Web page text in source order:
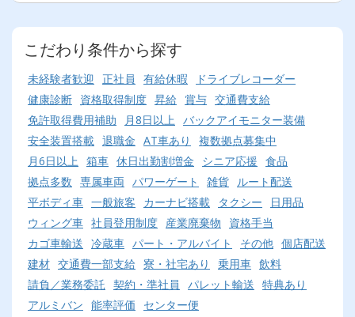
こだわり条件から探す
未経験者歓迎 正社員 有給休暇
ドライブレコーダー
健康診断 資格取得制度 昇給 賞与 交通費支給
免許取得費用補助
月8日以上 バックアイモニター装備
安全装置搭載 退職金 AT車あり
複数拠点募集中
月6日以上 箱車 休日出勤割増金 シニア応援 食品
拠点多数 専属車両 パワーゲート 雑貨 ルート配送
平ボディ車 一般旅客 カーナビ搭載 タクシー
日用品
ウィング車 社員登用制度 産業廃棄物
資格手当
カゴ車輸送 冷蔵車 パート・アルバイト その他 個店配送
建材 交通費一部支給 寮・社宅あり 乗用車 飲料
請負／業務委託 契約・準社員 パレット輸送 特典あり
アルミバン 能率評価
センター便